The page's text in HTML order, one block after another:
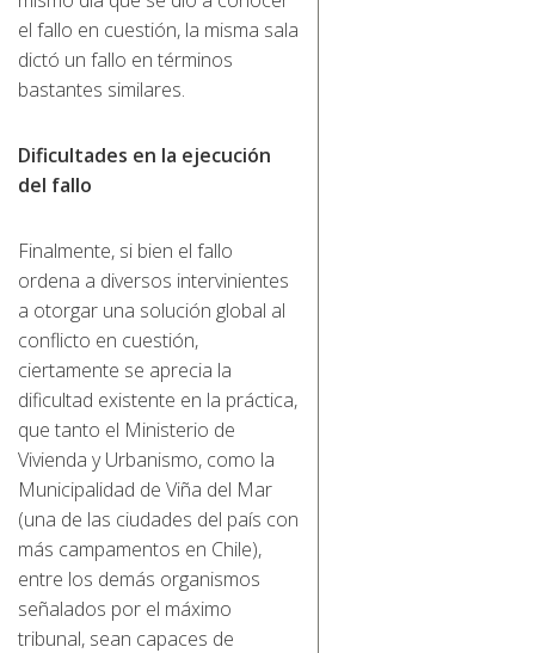
el fallo en cuestión, la misma sala
dictó un fallo en términos
bastantes similares.
Dificultades en la ejecución
del fallo
Finalmente, si bien el fallo
ordena a diversos intervinientes
a otorgar una solución global al
conflicto en cuestión,
ciertamente se aprecia la
dificultad existente en la práctica,
que tanto el Ministerio de
Vivienda y Urbanismo, como la
Municipalidad de Viña del Mar
(una de las ciudades del país con
más campamentos en Chile),
entre los demás organismos
señalados por el máximo
tribunal, sean capaces de